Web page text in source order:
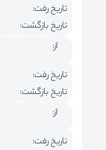
تاریخ رفت:
تاریخ بازگشت:
از:
تاریخ رفت:
تاریخ بازگشت:
از:
تاریخ رفت: